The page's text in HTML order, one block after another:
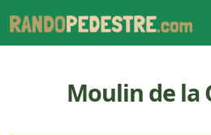
Moulin de la